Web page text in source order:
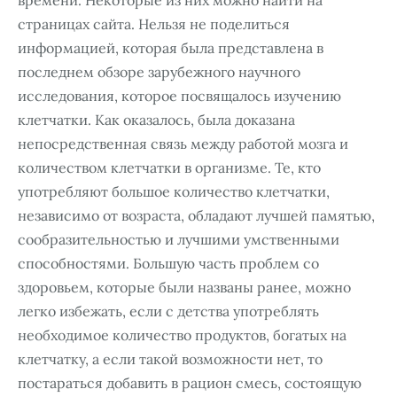
страницах сайта. Нельзя не поделиться
информацией, которая была представлена в
последнем обзоре зарубежного научного
исследования, которое посвящалось изучению
клетчатки. Как оказалось, была доказана
непосредственная связь между работой мозга и
количеством клетчатки в организме. Те, кто
употребляют большое количество клетчатки,
независимо от возраста, обладают лучшей памятью,
сообразительностью и лучшими умственными
способностями. Большую часть проблем со
здоровьем, которые были названы ранее, можно
легко избежать, если с детства употреблять
необходимое количество продуктов, богатых на
клетчатку, а если такой возможности нет, то
постараться добавить в рацион смесь, состоящую